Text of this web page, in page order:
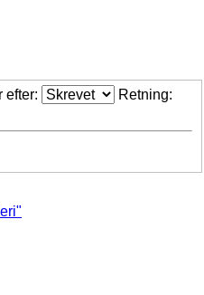
efter: Retning: